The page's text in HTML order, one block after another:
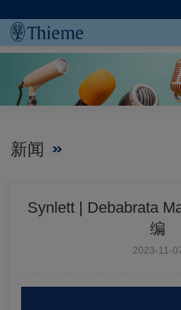
新闻
Synlett | Debabrata
编
2023-11-